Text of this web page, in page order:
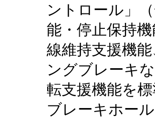
ントロール」
能・停止保持
線維持支援機
ングブレーキ
転支援機能を
ブレーキホー